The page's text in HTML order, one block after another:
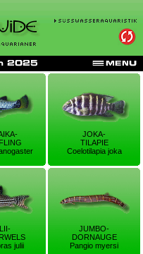
JOKA-
TILAPIE
Coelotilapia joka
julii
JUMBO-
DORNAUGE
Pangio myersi